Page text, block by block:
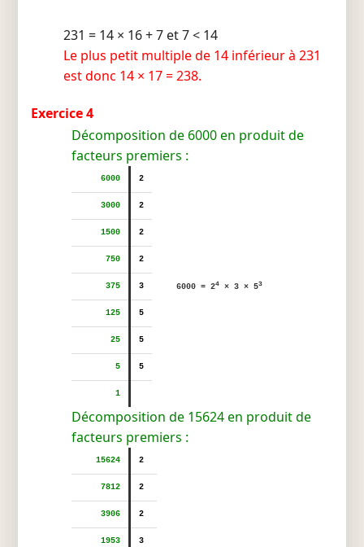
231 = 14 × 16 + 7 et 7 < 14
Le plus petit multiple de 14 inférieur à 231
est donc 14 × 17 = 238.
Exercice 4
Décomposition de 6000 en produit de
facteurs premiers :
6000 2
6000 = 24 × 3 × 53
3000 2
1500 2
750 2
375 3
125 5
25 5
5 5
1
Décomposition de 15624 en produit de
facteurs premiers :
15624 2
7812 2
3906 2
1953 3